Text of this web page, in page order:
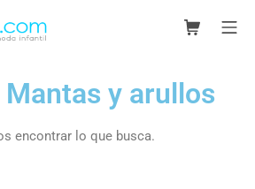
y arullos
encontrar lo que busca.